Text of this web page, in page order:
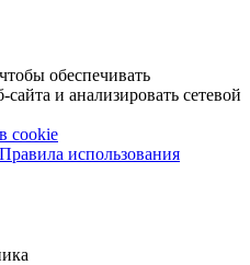
обеспечивать
и анализировать сетевой
cookie
Правила использования